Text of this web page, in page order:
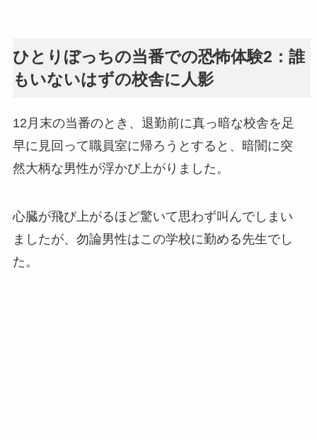
ひとりぼっちの当番での恐怖体験2：誰
もいないはずの校舎に人影
12月末の当番のとき、退勤前に真っ暗な校舎を足
早に見回って職員室に帰ろうとすると、暗闇に突
然大柄な男性が浮かび上がりました。
心臓が飛び上がるほど驚いて思わず叫んでしまい
ましたが、勿論男性はこの学校に勤める先生でし
た。